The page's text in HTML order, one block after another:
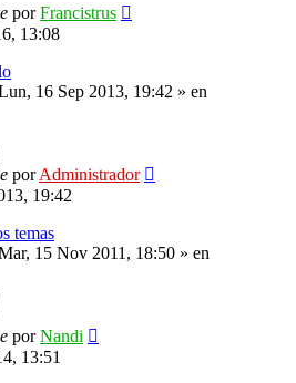
porFrancistrus
13:08
16 Sep 2013, 19:42 » en
porAdministrador
19:42
temas
15 Nov 2011, 18:50 » en
porNandi
13:51